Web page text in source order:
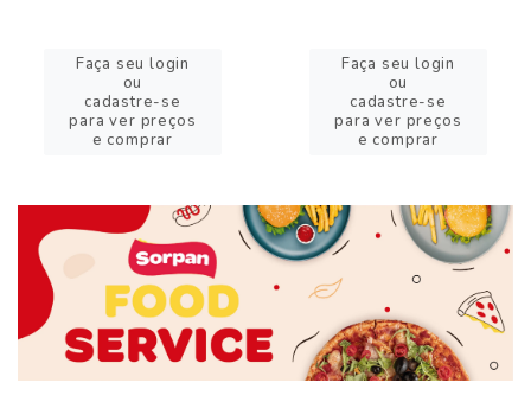
Faça seu login
ou
cadastre-se
para ver preços
e comprar
Faça seu login
ou
cadastre-se
para ver preços
e comprar